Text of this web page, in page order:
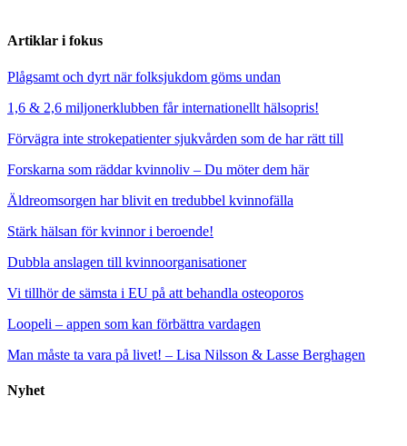
Artiklar i fokus
Plågsamt och dyrt när folksjukdom göms undan
1,6 & 2,6 miljonerklubben får internationellt hälsopris!
Förvägra inte strokepatienter sjukvården som de har rätt till
Forskarna som räddar kvinnoliv – Du möter dem här
Äldreomsorgen har blivit en tredubbel kvinnofälla
Stärk hälsan för kvinnor i beroende!
Dubbla anslagen till kvinnoorganisationer
Vi tillhör de sämsta i EU på att behandla osteoporos
Loopeli – appen som kan förbättra vardagen
Man måste ta vara på livet! – Lisa Nilsson & Lasse Berghagen
Nyhet